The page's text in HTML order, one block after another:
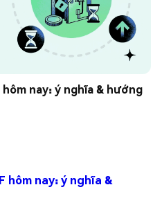
nay: ý nghĩa & hướng
hôm nay: ý nghĩa &